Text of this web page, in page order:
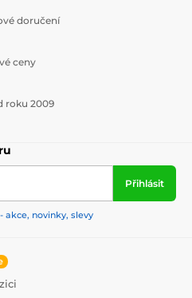
doručení
ceny
roku 2009
Přihlásit
novinky, slevy